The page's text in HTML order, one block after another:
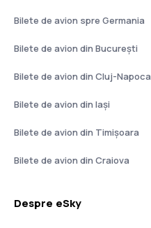
Bilete de avion spre Germania
Bilete de avion din București
Bilete de avion din Cluj-Napoca
Bilete de avion din Iași
Bilete de avion din Timișoara
Bilete de avion din Craiova
Despre eSky